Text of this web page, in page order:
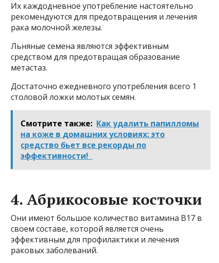
Их каждодневное употребление настоятельно
рекомендуются для предотвращения и лечения
рака молочной железы.
Льняные семена являются эффективным
средством для предотвращая образование
метастаз.
Достаточно ежедневного употребления всего 1
столовой ложки молотых семян.
Смотрите также: Как удалить папилломы
на коже в домашних условиях: это
средство бьет все рекорды по
эффективности!
4. Абрикосовые косточки
Они имеют большое количество витамина B17 в
своем составе, которой является очень
эффективным для профилактики и лечения
раковых заболеваний.